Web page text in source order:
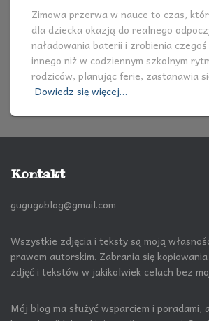
Zimowa przerwa w nauce to czas,
dla dziecka okazją do realnego
naładowania baterii i zrobienia czegoś
innego niż w codziennym szkolnym
rodziców, planując ferie, zastanawia
Dowiedz się więcej…
Kontakt
gugugablog@gmail.com
Wszystkie zdjęcia i teksty są moją
prawem autorskim. Zabrania się
zdjęć i tekstów w jakikolwiek celach bez
Mój blog ma służyć wsparciem i poradami,